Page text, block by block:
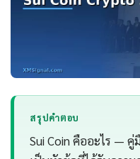
สรุปคำตอบ
Sui Coin คืออะไร —